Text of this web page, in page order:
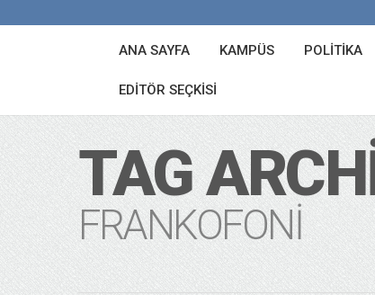
ANA SAYFA KAMPÜS POLITIKA
EDITÖR SEÇKISI
TAG
FRANKOFONI